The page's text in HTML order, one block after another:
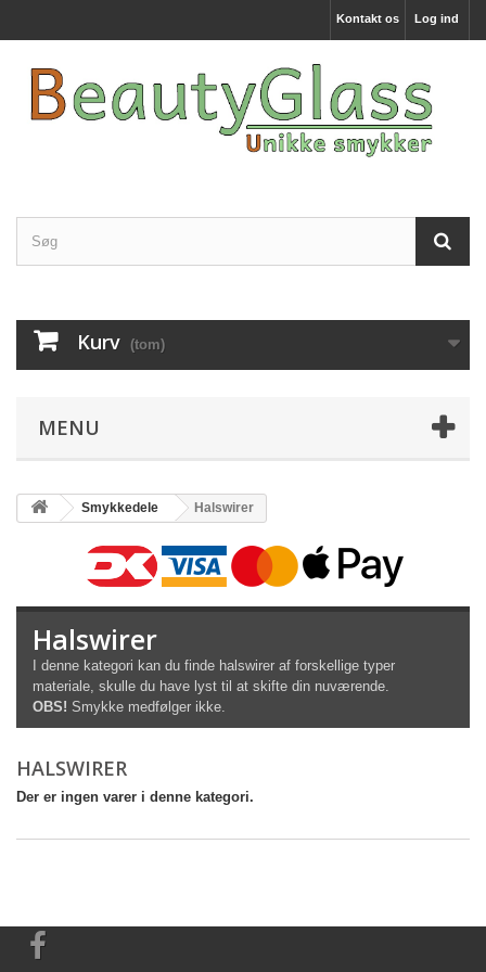
Log ind
Kontakt os
Kurv (tom)
MENU
Smykkedele Halswirer
Halswirer
I denne kategori kan du finde halswirer af forskellige typer
materiale, skulle du have lyst til at skifte din nuværende.
OBS! Smykke medfølger ikke.
HALSWIRER
Der er ingen varer i denne kategori.